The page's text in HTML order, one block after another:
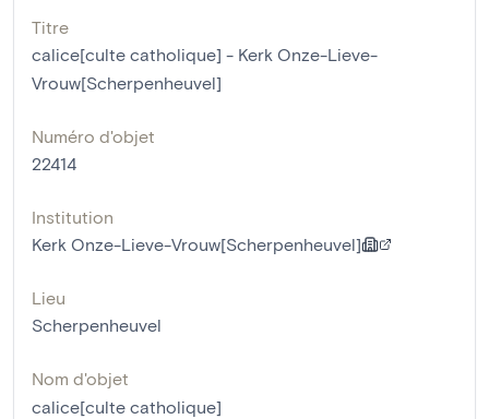
Titre
calice[culte catholique] - Kerk Onze-Lieve-
Vrouw[Scherpenheuvel]
Numéro d'objet
22414
Institution
Kerk Onze-Lieve-Vrouw[Scherpenheuvel]
Lieu
Scherpenheuvel
Nom d'objet
calice[culte catholique]